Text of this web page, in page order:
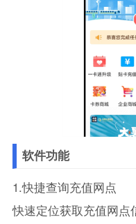
软件功能
1.快捷查询充值网点
快速定位获取充值网点